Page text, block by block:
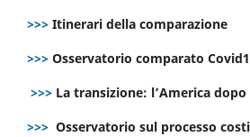
>>> Itinerari della comparazione
>>> Osservatorio comparato
>>> La transizione: l’America
>>> Osservatorio sul processo